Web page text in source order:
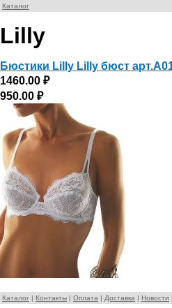
Каталог
Lilly
Бюстики Lilly Lilly бюст
1460.00 ₽
950.00 ₽
Каталог | Контакты | Оплата | Доставка | Новости